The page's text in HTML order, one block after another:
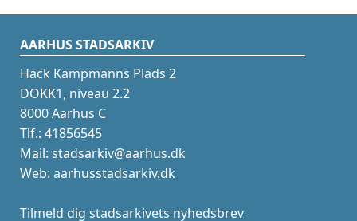
AARHUS STADSARKIV
Hack Kampmanns Plads 2
DOKK1, niveau 2.2
8000 Aarhus C
Tlf.: 41856545
Mail: stadsarkiv@aarhus.dk
Web: aarhusstadsarkiv.dk
Tilmeld dig stadsarkivets nyhedsbrev